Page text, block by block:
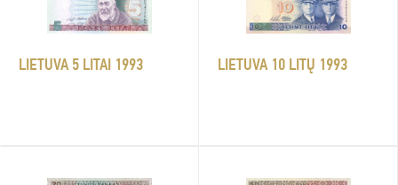
LIETUVA 5 LITAI 1993 LIETUVA 10 LITŲ 1993